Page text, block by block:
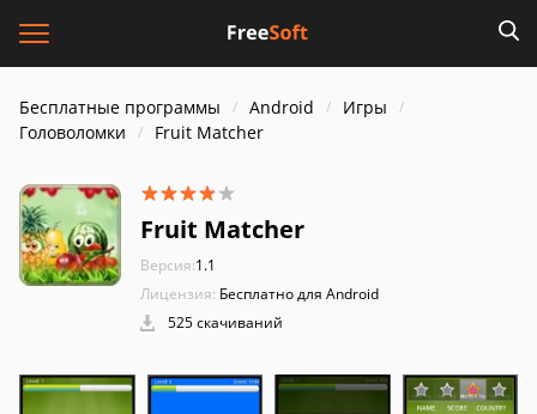
Бесплатные программы Android
Игры
Головоломки
Fruit Matcher
Fruit Matcher
Версия:1.1
Лицензия: Бесплатно для Android
525 скачиваний